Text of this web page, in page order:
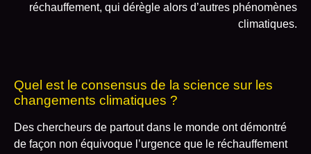
réchauffement, qui dérègle alors d’autres phénomènes
climatiques.
Quel est le consensus de la science sur les
changements climatiques ?
Des chercheurs de partout dans le monde ont démontré
de façon non équivoque l’urgence que le réchauffement